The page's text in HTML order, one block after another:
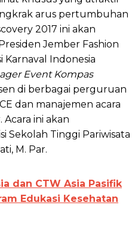
arus pertumbuhan
2017 ini akan
Jember Fashion
Karnaval Indonesia
Event Kompas
di berbagai perguruan
dan manajemen acara
Acara ini akan
Sekolah Tinggi Pariwisata
M. Par.
dan CTW Asia Pasifik
Edukasi Kesehatan